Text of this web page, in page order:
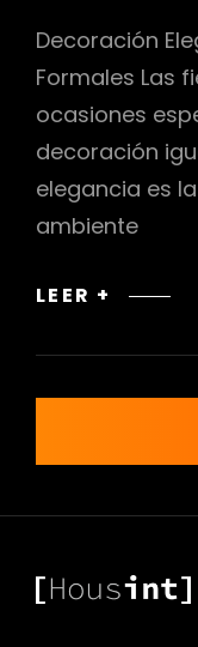
Decoración
Formales Las
ocasiones
decoración
elegancia es
ambiente
LEER +
PARA